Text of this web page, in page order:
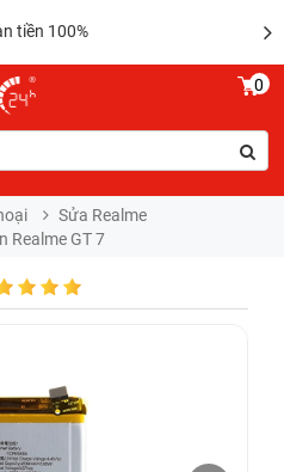
tiền 100%
0
Sửa Realme
Realme GT 7